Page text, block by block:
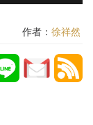
作者： 徐祥然